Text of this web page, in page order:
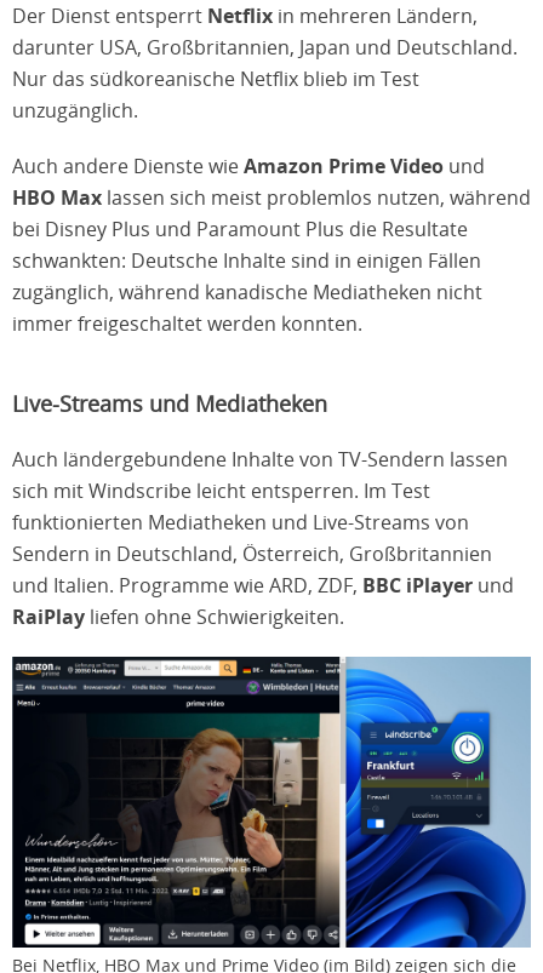
Der Dienst entsperrt Netflix in mehreren Ländern,
darunter USA, Großbritannien, Japan und Deutschland.
Nur das südkoreanische Netflix blieb im Test
unzugänglich.
Auch andere Dienste wieAmazon Prime Video und
HBO Max lassen sich meist problemlos nutzen, während
bei Disney Plus und Paramount Plus die Resultate
schwankten: Deutsche Inhalte sind in einigen Fällen
zugänglich, während kanadische Mediatheken nicht
immer freigeschaltet werden konnten.
Live-Streams und Mediatheken
Auch ländergebundene Inhalte von TV-Sendern lassen
sich mit Windscribe leicht entsperren. Im Test
funktionierten Mediatheken und Live-Streams von
Sendern in Deutschland, Österreich, Großbritannien
und Italien. Programme wie ARD, ZDF, BBC iPlayer und
RaiPlay liefen ohne Schwierigkeiten.
Bei Netflix, HBO Max und Prime Video (im Bild) zeigen sich die